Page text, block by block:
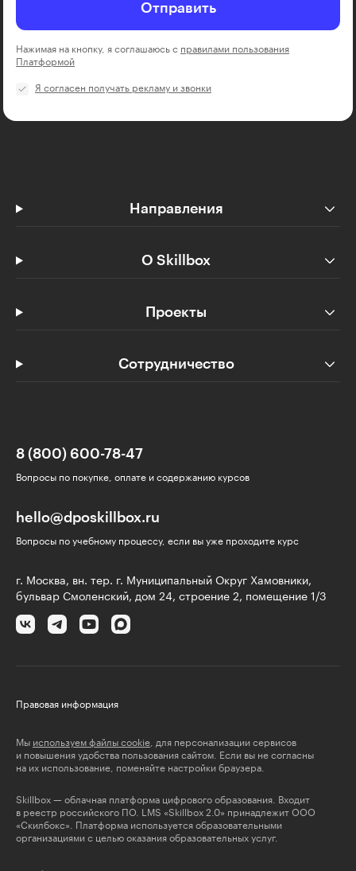
Отправить
Нажимая на кнопку, я соглашаюсь с правилами пользования
Платформой
Я согласен получать рекламу и звонки
Направления
О Skillbox
Проекты
Сотрудничество
8 (800) 600-78-47
Вопросы по покупке, оплате и содержанию курсов
hello@dposkillbox.ru
Вопросы по учебному процессу, если вы уже проходите курс
г. Москва, вн. тер. г. Муниципальный Округ Хамовники,
бульвар Смоленский, дом 24, строение 2, помещение 1/3
Правовая информация
Мы используем файлы cookie , для персонализации сервисов
и повышения удобства пользования сайтом. Если вы не согласны
на их использование, поменяйте настройки браузера.
Skillbox — облачная платформа цифрового образования. Входит
в реестр российского ПО. LMS «Skillbox 2.0» принадлежит ООО
«Скилбокс». Платформа используется образовательными
организациями с целью оказания образовательных услуг.